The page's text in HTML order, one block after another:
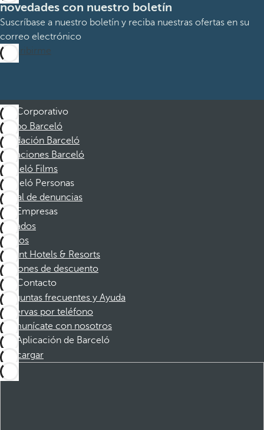
novedades con nuestro boletín
Suscríbase a nuestro boletín y reciba nuestras ofertas en su
correo electrónico
Suscribirme
Corporativo
Grupo Barceló
Fundación Barceló
Vacaciones Barceló
Barceló Films
Barceló Personas
Canal de denuncias
Empresas
Afiliados
Socios
Dorint Hotels & Resorts
Cupones de descuento
Contacto
Preguntas frecuentes y Ayuda
Reservas por teléfono
Comunícate con nosotros
Aplicación de Barceló
Descargar